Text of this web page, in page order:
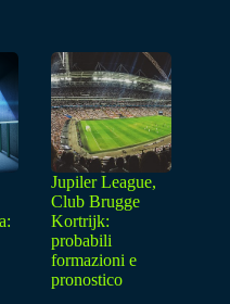
Jupiler League,
Club Brugge
Kortrijk:
probabili
formazioni e
pronostico